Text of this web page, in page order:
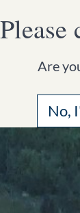
Please
Are
No,